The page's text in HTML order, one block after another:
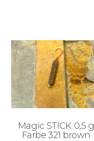
Magic STICK 0,5 g
Farbe 321 brown